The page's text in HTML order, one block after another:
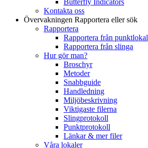
Kontakta oss
Övervakningen Rapportera eller sök
Rapportera
Rapportera från punktlokal
Rapportera från slinga
Hur gör man?
Broschyr
Metoder
Snabbguide
Handledning
Miljöbeskrivning
Viktigaste filerna
Slingprotokoll
Punktprotokoll
Länkar & mer filer
Våra lokaler